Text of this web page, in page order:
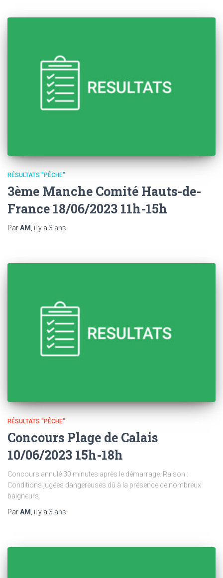
RÉSULTATS "PÊCHE"
3ème Manche Comité Hauts-de-
France 18/06/2023 11h-15h
ParAM , il y a 3 ans
RÉSULTATS "PÊCHE"
Concours Plage de Calais
10/06/2023 15h-18h
Concours annulé 30 minutes après le démarrage. Raison :
Conditions jugées dangereuses dû à la présence de nombreux
baigneurs.
ParAM , il y a 3 ans